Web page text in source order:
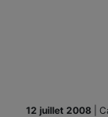
12 juillet 2008